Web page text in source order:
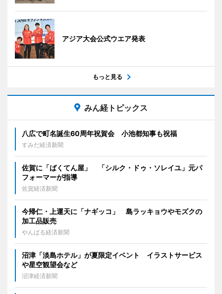
アジア大会公式ウエア発表
もっと見る
みん経トピックス
八広で町名誕生60周年祝賀会 小池都知事も祝福
すみだ経済新聞
佐賀に「ばくてん屋」 「シルク・ドゥ・ソレイユ」元パ
フォーマーが指導
佐賀経済新聞
今帰仁・上運天に「ナギッコ」 島ラッキョウやモズクの
加工品販売
やんばる経済新聞
沼津「淡島ホテル」が夏限定イベント イラストサービス
や星空観望会など
沼津経済新聞